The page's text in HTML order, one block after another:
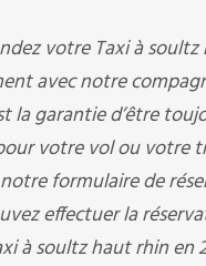
votre Taxi à
avec notre
la garantie d’être
votre vol ou votre
formulaire de
effectuer la
à soultz haut rhin en